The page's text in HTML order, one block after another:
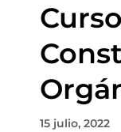
15 julio, 2022